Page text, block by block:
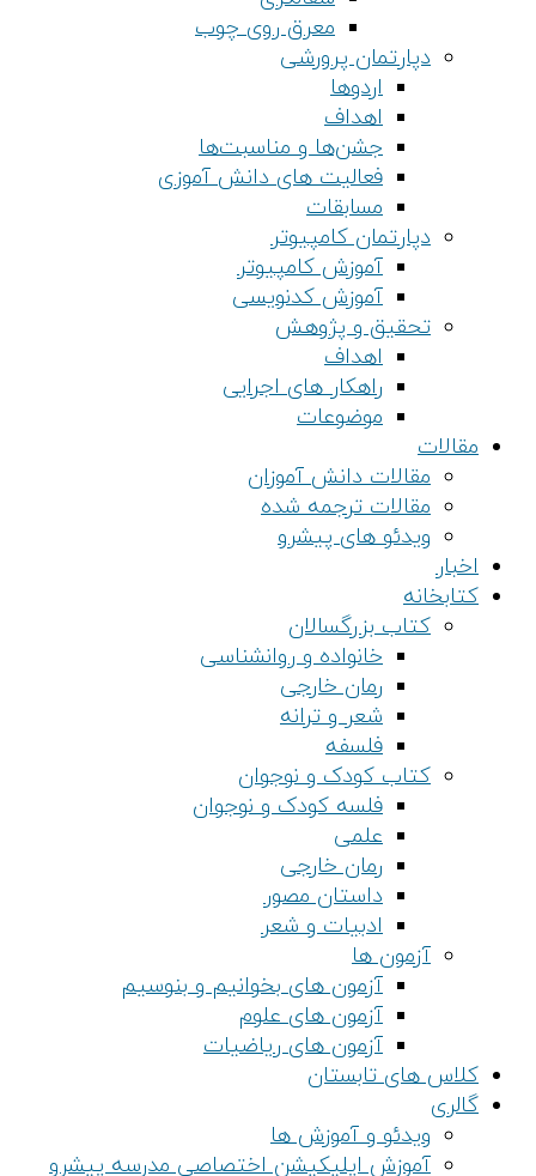
معرق روی چوب
دپارتمان پرورشی
اردوها
اهداف
جشن‌ها و مناسبت‌ها
فعالیت های دانش آموزی
مسابقات
دپارتمان کامپیوتر
آموزش کامپیوتر
آموزش کدنویسی
تحقیق و پژوهش
اهداف
راهکار های اجرایی
موضوعات
مقالات
مقالات دانش آموزان
مقالات ترجمه شده
ویدئو های پیشرو
اخبار
کتابخانه
کتاب بزرگسالان
خانواده و روانشناسی
رمان خارجی
شعر و ترانه
فلسفه
کتاب کودک و نوجوان
فلسه کودک و نوجوان
علمی
رمان خارجی
داستان مصور
ادبیات و شعر
آزمون ها
آزمون های بخوانیم و بنوسیم
آزمون های علوم
آزمون های ریاضیات
کلاس های تابستان
گالری
ویدئو و آموزش ها
آموزش اپلیکیشن اختصاصی مدرسه پیشرو